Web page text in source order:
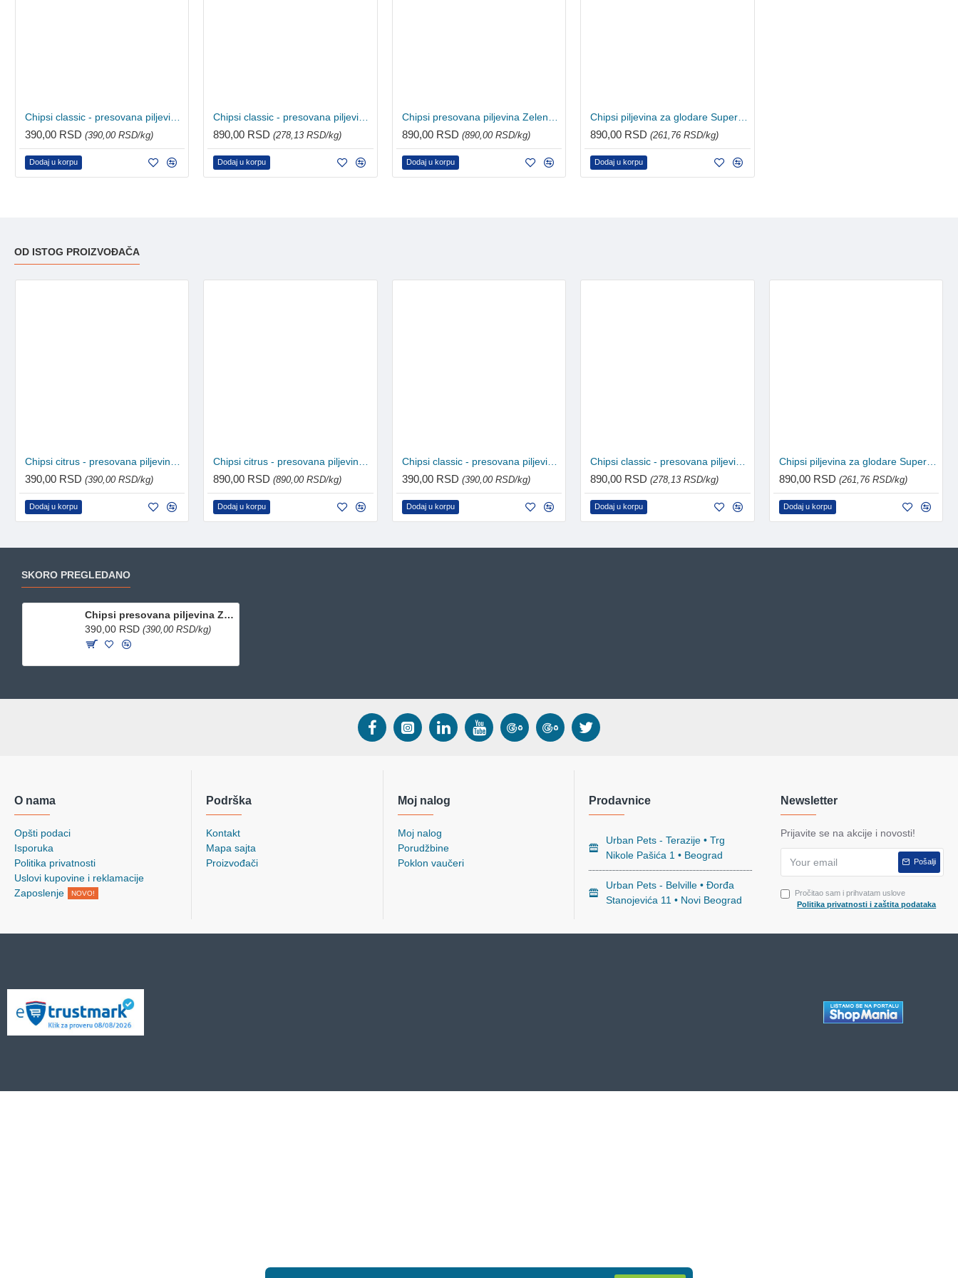
390,00 RSD (390,00 RSD/kg)
Dodaj u korpu
890,00 RSD(278,13 RSD/kg)
Dodaj u korpu
890,00 RSD (890,00 RSD/kg)
Dodaj u korpu
890,00 RSD(261,76 RSD/kg)
Dodaj u korpu
OD ISTOG PROIZVOĐAČA
Chipsi citrus - presovana piljevina 1kg
390,00 RSD (390,00 RSD/kg)
Dodaj u korpu
Chipsi citrus - presovana piljevina 3.2kg
890,00 RSD(890,00 RSD/kg)
Dodaj u korpu
Chipsi classic - presovana piljevina 1kg
390,00 RSD (390,00 RSD/kg)
Dodaj u korpu
Chipsi classic - presovana piljevina 3.2kg
890,00 RSD(278,13 RSD/kg)
Dodaj u korpu
Chipsi piljevina za glodare Super 3.4kg
890,00 RSD (261,76 RSD/kg)
Dodaj u korpu
SKORO PREGLEDANO
Chipsi presovana piljevina Zelena Jabuka 1kg
390,00 RSD(390,00 RSD/kg)
O nama
Opšti podaci
Isporuka
Politika privatnosti
Uslovi kupovine i reklamacije
Zaposlenje
NOVO!
Podrška
Kontakt
Mapa sajta
Proizvođači
Moj nalog
Moj nalog
Porudžbine
Poklon vaučeri
Prodavnice
Urban Pets - Terazije • Trg
Nikole Pašića 1 • Beograd
Urban Pets - Belville • Đorđa
Stanojevića 11 • Novi Beograd
Newsletter
Prijavite se na akcije i novosti!
Pošalji
Pročitao sam i prihvatam uslove
Politika privatnosti i zaštita podataka